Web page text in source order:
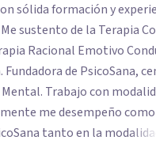
sólida formación y
sustento de la Terapia
Racional Emotivo
de PsicoSana,
Trabajo con
tanto en la modalidad